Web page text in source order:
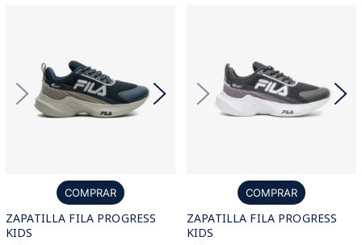
COMPRAR
ZAPATILLA FILA PROGRESS
KIDS
COMPRAR
ZAPATILLA FILA PROGRESS
KIDS